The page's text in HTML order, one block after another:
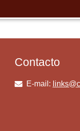
Contacto
E-mail: